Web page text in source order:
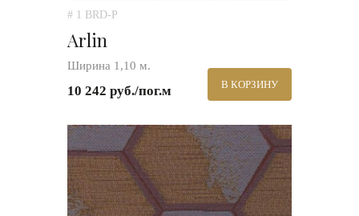
# 1 BRD-P
Arlin
Ширина 1,10 м.
10 242 руб./пог.м В КОРЗИНУ